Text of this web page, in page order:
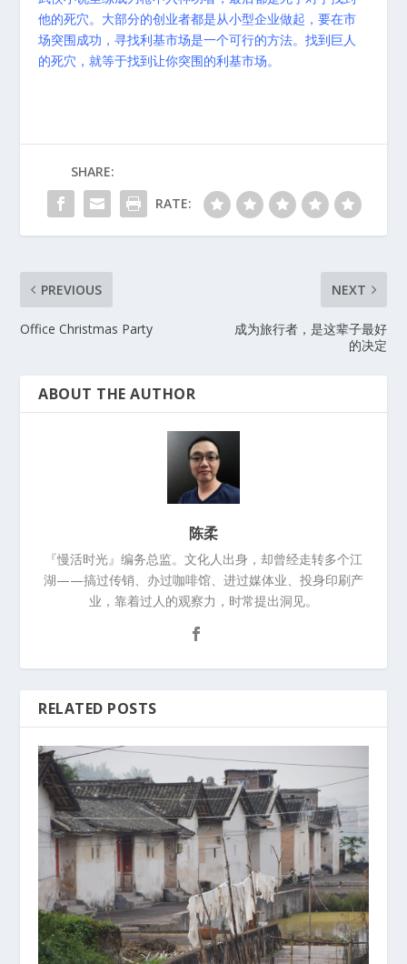
他的死穴。大部分的创业者都是从小型企业做起，要在市
场突围成功，寻找利基市场是一个可行的方法。找到巨人
的死穴，就等于找到让你突围的利基市场。
SHARE:
RATE:
PREVIOUS
Office Christmas Party
NEXT
成为旅行者，是这辈子最好
的决定
ABOUT THE AUTHOR
陈柔
『慢活时光』编务总监。文化人出身，却曾经走转多个江
湖——搞过传销、办过咖啡馆、进过媒体业、投身印刷产
业，靠着过人的观察力，时常提出洞见。
RELATED POSTS